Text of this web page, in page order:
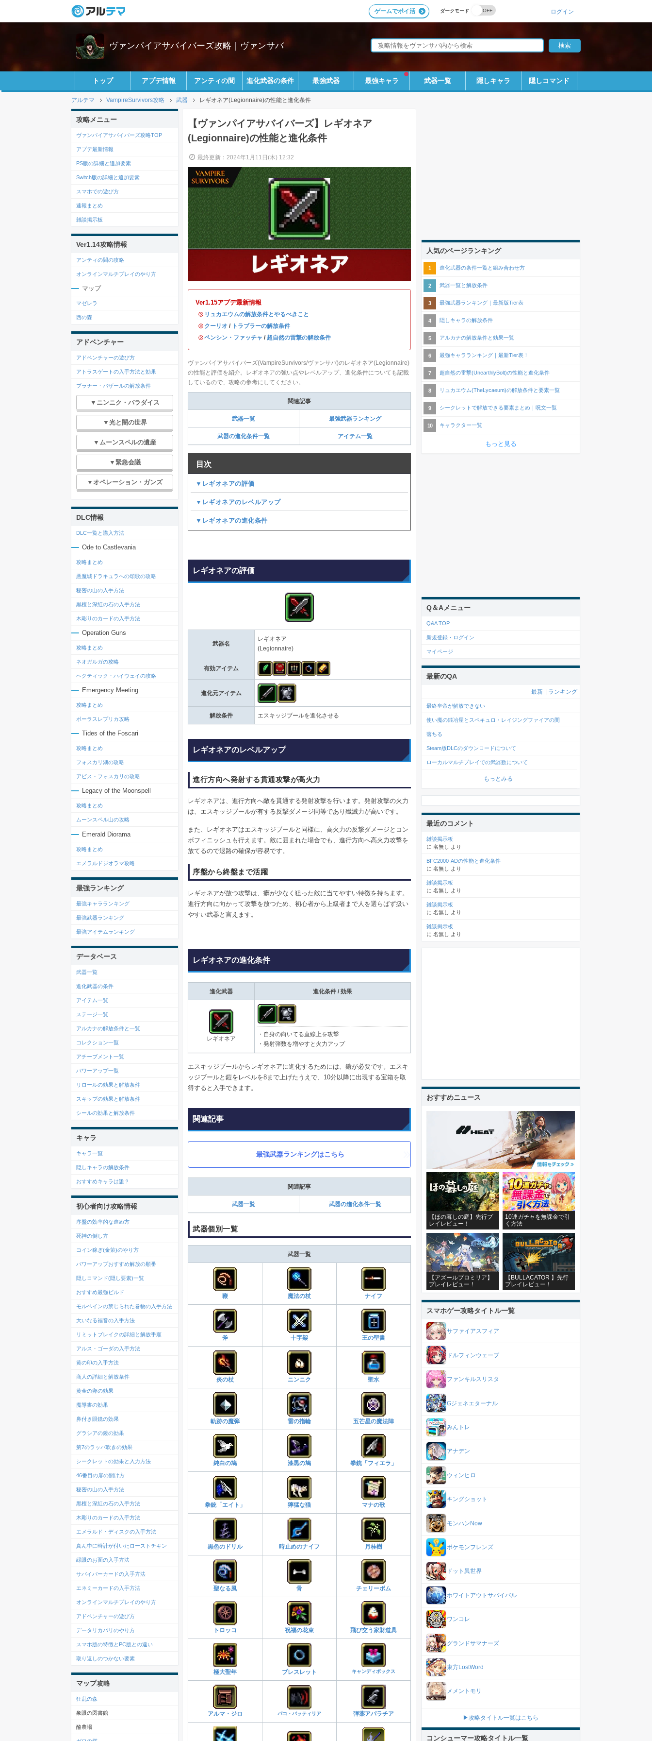
ダークモード
ゲームでポイ活 ログイン
ヴァンパイアサバイバーズ攻略｜ヴァンサバ
トップ アプデ情報 アンティの間 進化武器の条件 最強武器 最強キャラ 武器一覧 隠しキャラ 隠しコマンド
アルテマ VampireSurvivors攻略 武器 レギオネア(Legionnaire)の性能と進化条件
【ヴァンパイアサバイバーズ】レギオネア
(Legionnaire)の性能と進化条件
最終更新：2024年1月11日(木) 12:32
Ver1.15アプデ最新情報
・ リュカエウムの解放条件とやるべきこと
・ クーリオ / トラブラーの解放条件
・ペンシン・ファッチャ / 超自然の雷撃の解放条件
ヴァンパイアサバイバーズ(VampireSurvivors/ヴァンサバ)のレギオネア(Legionnaire)
の性能と評価を紹介。レギオネアの強い点やレベルアップ、進化条件についても記載
しているので、攻略の参考にしてください。
関連記事
武器一覧 最強武器ランキング
武器の進化条件一覧 アイテム一覧
目次
▼レギオネアの評価
▼レギオネアのレベルアップ
▼レギオネアの進化条件
レギオネアの評価
武器名
レギオネア
(Legionnaire)
有効アイテム
進化元アイテム
解放条件 エスキッジブールを進化させる
レギオネアのレベルアップ
進行方向へ発射する貫通攻撃が高火力
レギオネアは、進行方向へ敵を貫通する発射攻撃を行います。発射攻撃の火力
は、エスキッジブールが有する反撃ダメージ同等であり殲滅力が高いです。
また、レギオネアはエスキッジブールと同様に、高火力の反撃ダメージとコン
ボフィニッシュも行えます。敵に囲まれた場合でも、進行方向へ高火力攻撃を
放てるので退路の確保が容易です。
序盤から終盤まで活躍
レギオネアが放つ攻撃は、癖が少なく狙った敵に当てやすい特徴を持ちます。
進行方向に向かって攻撃を放つため、初心者から上級者まで人を選らばず扱い
やすい武器と言えます。
レギオネアの進化条件
進化武器 進化条件 / 効果
レギオネア
・自身の向いてる直線上を攻撃
・発射弾数を増やすと火力アップ
エスキッジブールからレギオネアに進化するためには、鎧が必要です。エスキ
ッジブールと鎧をレベルを8まで上げたうえで、10分以降に出現する宝箱を取
得すると入手できます。
関連記事
最強武器ランキングはこちら
関連記事
武器一覧 武器の進化条件一覧
武器個別一覧
武器一覧
鞭 魔法の杖 ナイフ
斧 十字架 王の聖書
炎の杖 ニンニク 聖水
軌跡の魔弾 雷の指輪 五芒星の魔法陣
純白の鳩 漆黒の鳩 拳銃「フィエラ」
拳銃「エイト」 獰猛な猫 マナの歌
黒色のドリル 時止めのナイフ 月桂樹
聖なる風 骨 チェリーボム
トロッコ 祝福の花束 飛び交う家財道具
極大聖年 ブレスレット キャンディボックス
アルマ・ジロ パコ・バッティリア 弾薬アパラチア
攻略メニュー
ヴァンパイアサバイバーズ攻略TOP
アプデ最新情報
PS版の詳細と追加要素
Switch版の詳細と追加要素
スマホでの遊び方
速報まとめ
雑談掲示板
Ver1.14攻略情報
アンティの間の攻略
オンラインマルチプレイのやり方
マップ
マゼレラ
西の森
アドベンチャー
アドベンチャーの遊び方
アトラスゲートの入手方法と効果
プラナー・バザールの解放条件
▼ニンニク・パラダイス
▼光と闇の世界
▼ムーンスペルの遺産
▼緊急会議
▼オペレーション・ガンズ
DLC情報
DLC一覧と購入方法
Ode to Castlevania
攻略まとめ
悪魔城ドラキュラへの頌歌の攻略
秘密の山の入手方法
黒檀と深紅の石の入手方法
木彫りのカードの入手方法
Operation Guns
攻略まとめ
ネオガルガの攻略
ヘクティック・ハイウェイの攻略
Emergency Meeting
攻略まとめ
ポーラスレプリカ攻略
Tides of the Foscari
攻略まとめ
フォスカリ湖の攻略
アビス・フォスカリの攻略
Legacy of the Moonspell
攻略まとめ
ムーンスペル山の攻略
Emerald Diorama
攻略まとめ
エメラルドジオラマ攻略
最強ランキング
最強キャラランキング
最強武器ランキング
最強アイテムランキング
データベース
武器一覧
進化武器の条件
アイテム一覧
ステージ一覧
アルカナの解放条件と一覧
コレクション一覧
アチーブメント一覧
パワーアップ一覧
リロールの効果と解放条件
スキップの効果と解放条件
シールの効果と解放条件
キャラ
キャラ一覧
隠しキャラの解放条件
おすすめキャラは誰？
初心者向け攻略情報
序盤の効率的な進め方
死神の倒し方
コイン稼ぎ(金策)のやり方
パワーアップおすすめ解放の順番
隠しコマンド(隠し要素)一覧
おすすめ最強ビルド
モルベインの禁じられた巻物の入手方法
大いなる福音の入手方法
リミットブレイクの詳細と解放手順
アルス・ゴーダの入手方法
黄の印の入手方法
商人の詳細と解放条件
黄金の卵の効果
魔導書の効果
鼻付き眼鏡の効果
グラシアの鏡の効果
第7のラッパ吹きの効果
シークレットの効果と入力方法
46番目の扉の開け方
秘密の山の入手方法
黒檀と深紅の石の入手方法
木彫りのカードの入手方法
エメラルド・ディスクの入手方法
真ん中に時計が付いたローストチキン
緑眼のお面の入手方法
サバイバーカードの入手方法
エネミーカードの入手方法
オンラインマルチプレイのやり方
アドベンチャーの遊び方
データリカバリのやり方
スマホ版の特徴とPC版との違い
取り返しのつかない要素
マップ攻略
狂乱の森
象眼の図書館
酪農場
人気のページランキング
進化武器の条件一覧と組み合わせ方
武器一覧と解放条件
最強武器ランキング｜最新版Tier表
隠しキャラの解放条件
アルカナの解放条件と効果一覧
最強キャラランキング｜最新Tier表！
超自然の雷撃(UnearthlyBolt)の性能と進化条件
リュカエウム(TheLycaeum)の解放条件と要素一覧
シークレットで解放できる要素まとめ｜呪文一覧
キャラクター一覧
もっと見る
Q＆Aメニュー
Q&A TOP
新規登録・ログイン
マイページ
最新のQA
最新 ランキング
最終皇帝が解放できない
使い魔の鍛冶屋とスペキュロ・レイジングファイアの間
落ちる
Steam版DLCのダウンロードについて
ローカルマルチプレイでの武器数について
もっとみる
最近のコメント
雑談掲示板
に 名無し より
BFC2000-ADの性能と進化条件
に 名無し より
雑談掲示板
に 名無し より
雑談掲示板
に 名無し より
雑談掲示板
に 名無し より
おすすめニュース
【ほの暮しの庭】先行プ
レイレビュー！
10連ガチャを無課金で引
く方法
【アズールプロミリア】
プレイレビュー！
【BULLACATOR 】先行
プレイレビュー！
スマホゲー攻略タイトル一覧
サファイアスフィア
ドルフィンウェーブ
ファンキルスリスタ
Gジェネエターナル
みんトレ
アナデン
ウィンヒロ
キングショット
モンハンNow
ポケモンフレンズ
ドット異世界
ホワイトアウトサバイバル
ワンコレ
グランドサマナーズ
東方LostWord
メメントモリ
▶攻略タイトル一覧はこちら
コンシューマー攻略タイトル一覧